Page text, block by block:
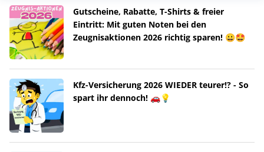
Gutscheine, Rabatte, T-Shirts & freier
Eintritt: Mit guten Noten bei den
Zeugnisaktionen 2026 richtig sparen! 😀🤩
Kfz-Versicherung 2026 WIEDER teurer!? - So
spart ihr dennoch! 🚗💡